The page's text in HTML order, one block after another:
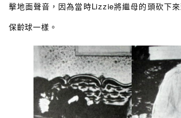
擊地面聲音，因為當時Lizzie將繼母的頭砍下
保齡球一樣。